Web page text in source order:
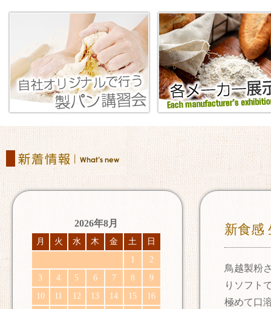
新食感
鳥越製粉
りソフト
極めて口
2026年8月
月 火 水 木 金 土 日
1
2
3
4 5 6 7 8
9
10
11 12 13 14 15
16